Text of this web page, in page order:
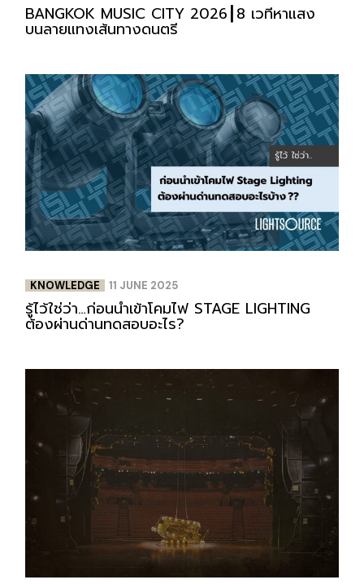
BANGKOK MUSIC CITY 2026┃8 เวทีหาแสง
บนลายแทงเส้นทางดนตรี
KNOWLEDGE 11 JUNE 2025
รู้ไว้ใช่ว่า…ก่อนนำเข้าโคมไฟ STAGE LIGHTING
ต้องผ่านด่านทดสอบอะไร?